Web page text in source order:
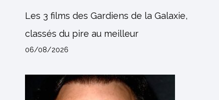
Les 3 films des Gardiens de la Galaxie,
classés du pire au meilleur
06/08/2026